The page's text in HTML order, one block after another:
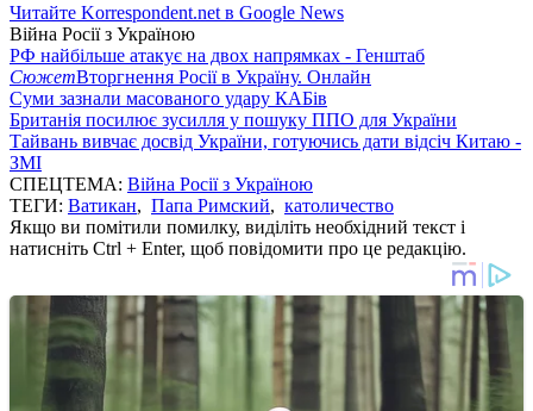
Читайте Korrespondent.net в Google News
Війна Росії з Україною
РФ найбільше атакує на двох напрямках - Генштаб
СюжетВторгнення Росії в Україну. Онлайн
Суми зазнали масованого удару КАБів
Британія посилює зусилля у пошуку ППО для України
Тайвань вивчає досвід України, готуючись дати відсіч Китаю -
ЗМІ
СПЕЦТЕМА: Війна Росії з Україною
ТЕГИ: Ватикан, Папа Римский, католичество
Якщо ви помітили помилку, виділіть необхідний текст і
натисніть Ctrl + Enter, щоб повідомити про це редакцію.